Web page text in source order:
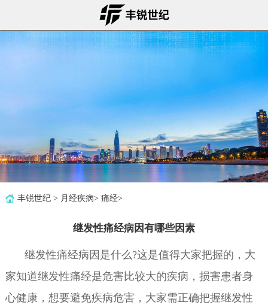
丰锐世纪> 月经疾病> 痛经>
继发性痛经病因有哪些因素
继发性痛经病因是什么?这是值得大家把握的，大
家知道继发性痛经是危害比较大的疾病，损害患者身
心健康，想要避免疾病危害，大家需正确把握继发性